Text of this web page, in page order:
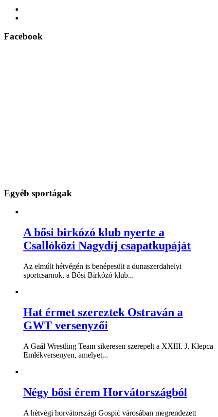
Facebook
Egyéb sportágak
A bősi birkózó klub nyerte a
Csallóközi Nagydíj csapatkupáját
Az elmúlt hétvégén is benépesült a dunaszerdahelyi
sportcsarnok, a Bősi Birkózó klub...
Hat érmet szereztek Ostraván a
GWT versenyzői
A Gaál Wrestling Team sikeresen szerepelt a XXIII. J. Klepca
Emlékversenyen, amelyet...
Négy bősi érem Horvátországból
A hétvégi horvátországi Gospić városában megrendezett